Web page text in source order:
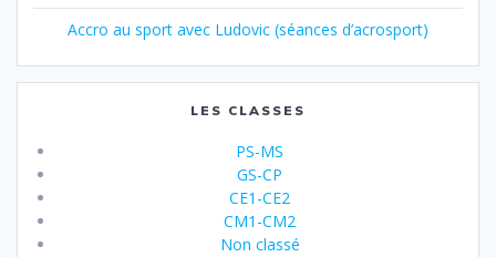
Accro au sport avec Ludovic (séances d’acrosport)
LES CLASSES
PS-MS
GS-CP
CE1-CE2
CM1-CM2
Non classé